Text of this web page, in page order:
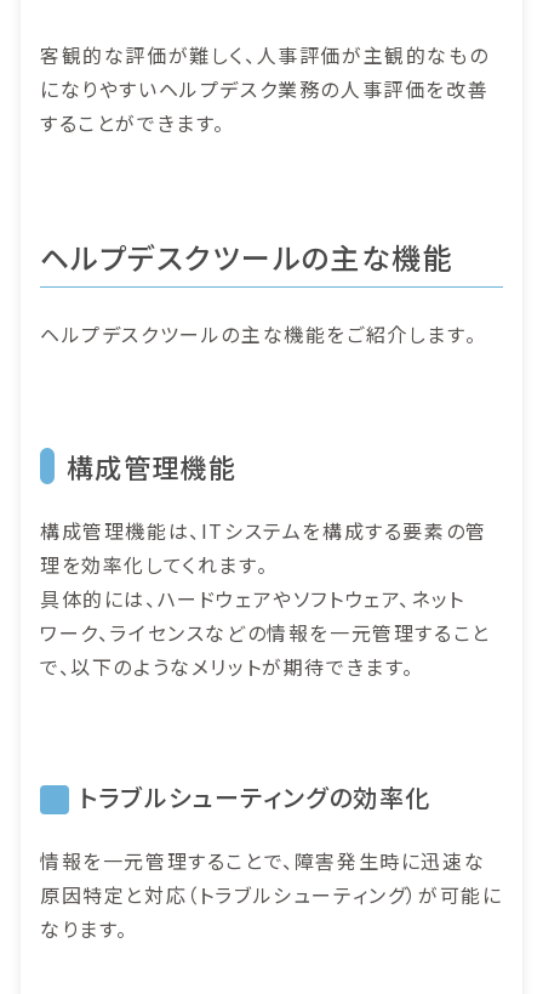
客観的な評価が難しく、人事評価が主観的なもの
になりやすいヘルプデスク業務の人事評価を改善
することができます。
ヘルプデスクツールの主な機能
ヘルプデスクツールの主な機能をご紹介します。
構成管理機能
構成管理機能は、ITシステムを構成する要素の管
理を効率化してくれます。
具体的には、ハードウェアやソフトウェア、ネット
ワーク、ライセンスなどの情報を一元管理すること
で、以下のようなメリットが期待できます。
トラブルシューティングの効率化
情報を一元管理することで、障害発生時に迅速な
原因特定と対応（トラブルシューティング）が可能に
なります。